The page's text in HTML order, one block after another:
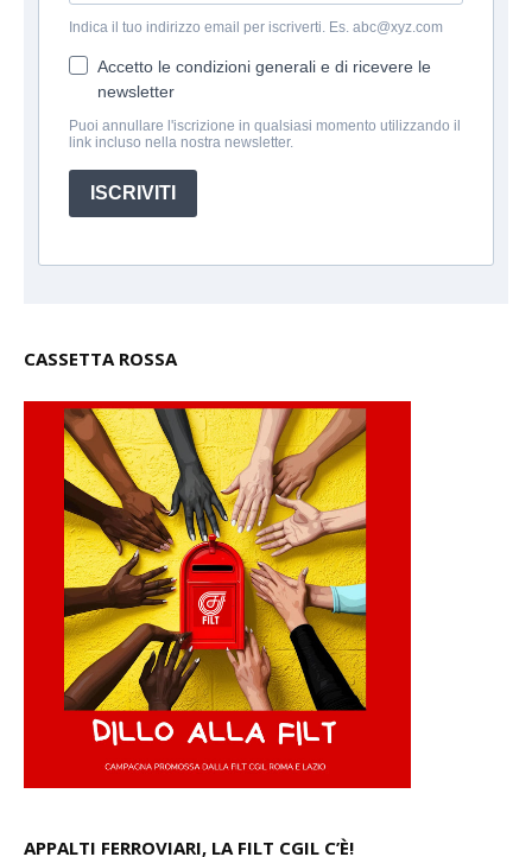
Indica il tuo indirizzo email per iscriverti. Es. abc@xyz.com
Accetto le condizioni generali e di ricevere le
newsletter
Puoi annullare l'iscrizione in qualsiasi momento utilizzando il
link incluso nella nostra newsletter.
ISCRIVITI
CASSETTA ROSSA
APPALTI FERROVIARI, LA FILT CGIL C’È!